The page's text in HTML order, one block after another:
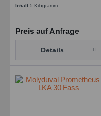
Synth. Hochtemperatur
Inhalt5 Kilogramm
Preis auf Anfrage
Details